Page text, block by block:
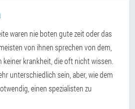
waren nie boten gute zeit oder das
von ihnen sprechen von dem,
keiner krankheit, die oft nicht wissen.
unterschiedlich sein, aber, wie dem
einen spezialisten zu